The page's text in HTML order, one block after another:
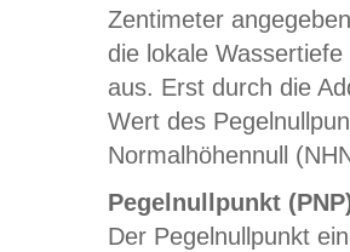
Zentimeter
die lokale
aus. Erst durch die
Wert des
Normalhöhennull
Pegelnullpunkt
Der Pegelnullpunkt